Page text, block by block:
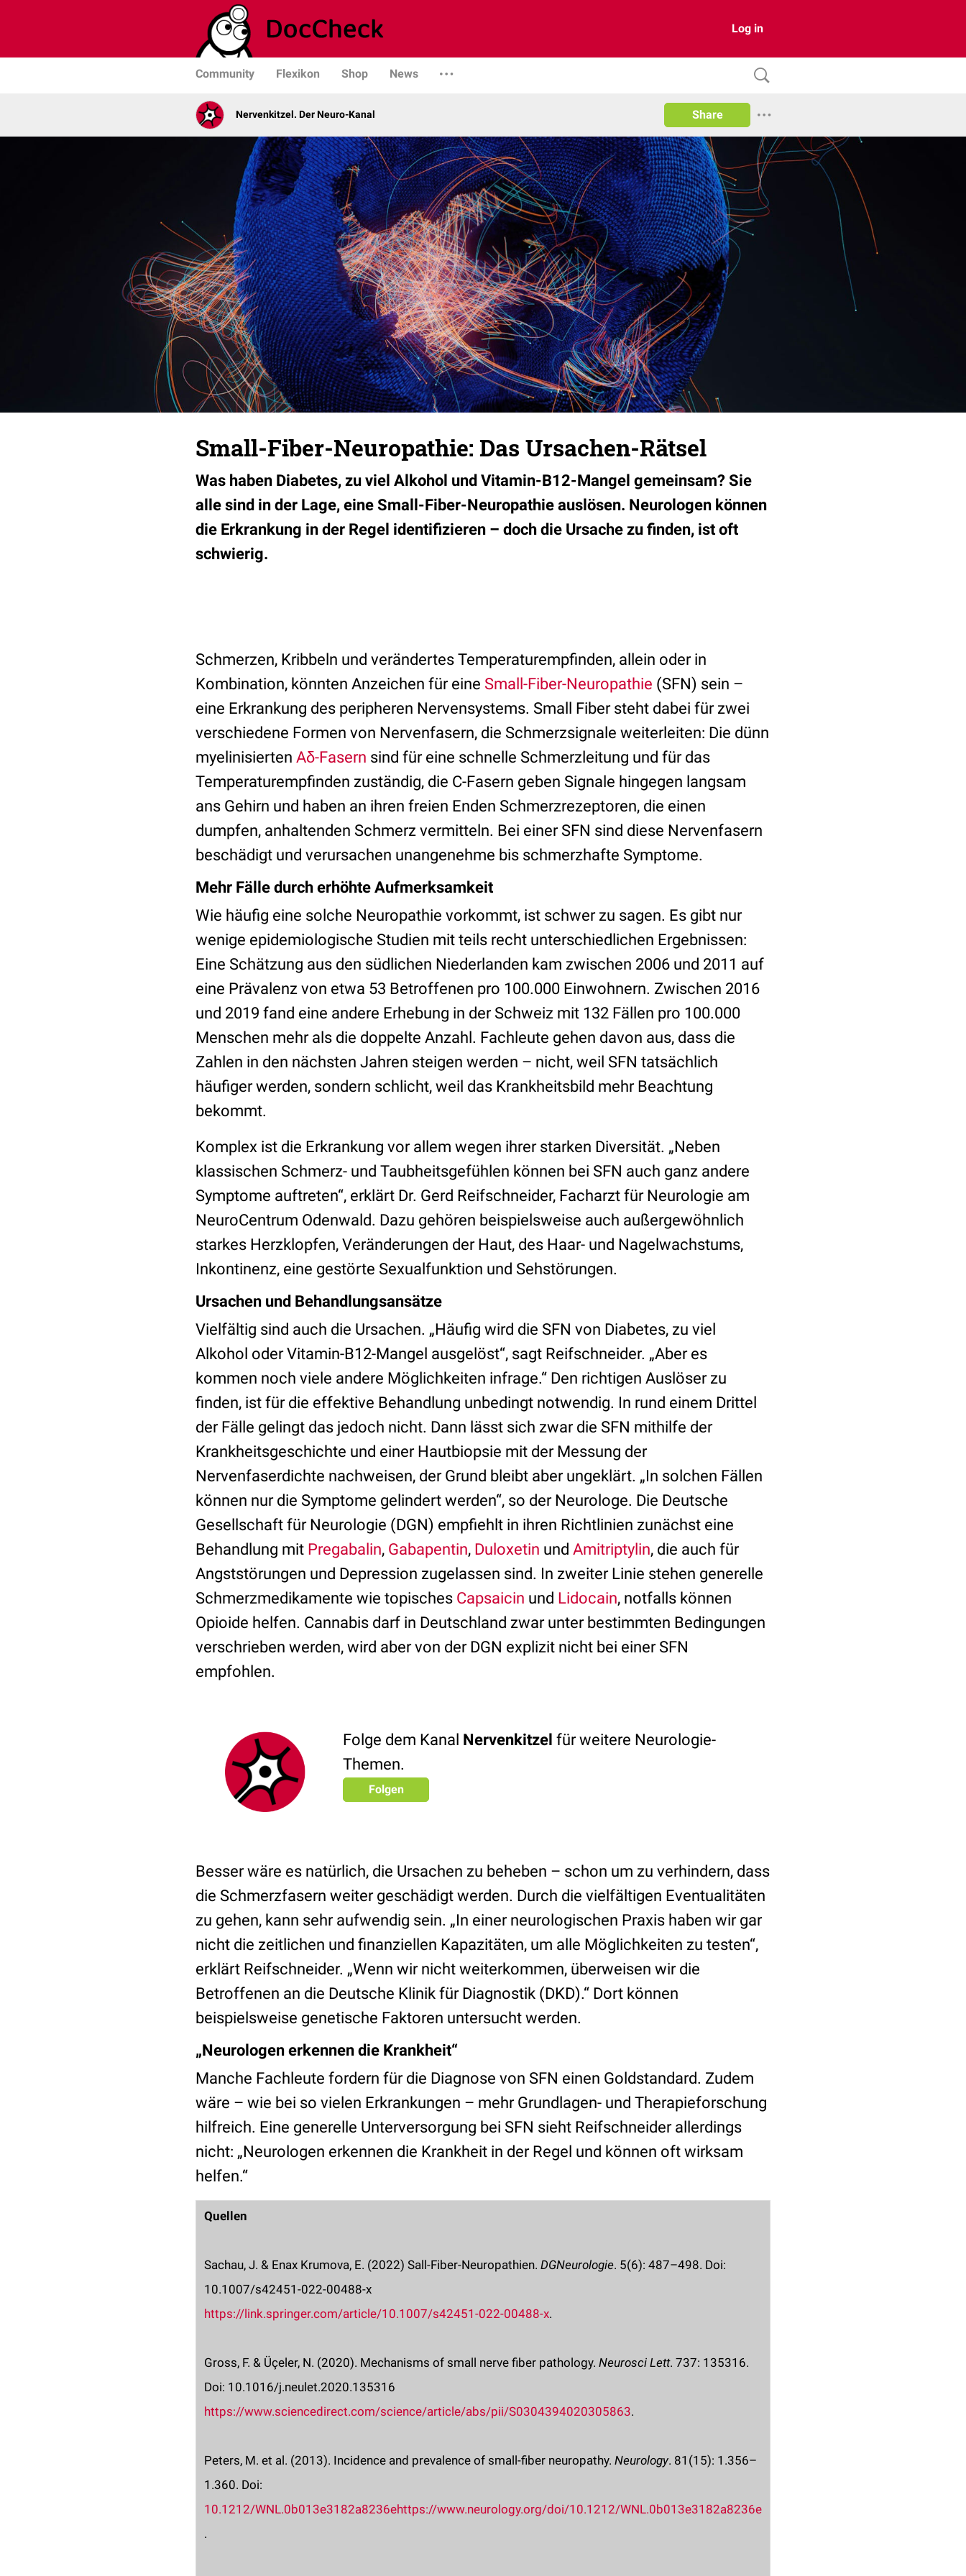
Log in
Community Flexikon Shop News
Nervenkitzel. Der Neuro-Kanal Share
Small-Fiber-Neuropathie: Das Ursachen-Rätsel
Was haben Diabetes, zu viel Alkohol und Vitamin-B12-Mangel gemeinsam? Sie
alle sind in der Lage, eine Small-Fiber-Neuropathie auslösen. Neurologen können
die Erkrankung in der Regel identifizieren – doch die Ursache zu finden, ist oft
schwierig.
Schmerzen, Kribbeln und verändertes Temperaturempfinden, allein oder in
Kombination, könnten Anzeichen für eine Small-Fiber-Neuropathie (SFN) sein –
eine Erkrankung des peripheren Nervensystems. Small Fiber steht dabei für zwei
verschiedene Formen von Nervenfasern, die Schmerzsignale weiterleiten: Die dünn
myelinisierten Aδ-Fasern sind für eine schnelle Schmerzleitung und für das
Temperaturempfinden zuständig, die C-Fasern geben Signale hingegen langsam
ans Gehirn und haben an ihren freien Enden Schmerzrezeptoren, die einen
dumpfen, anhaltenden Schmerz vermitteln. Bei einer SFN sind diese Nervenfasern
beschädigt und verursachen unangenehme bis schmerzhafte Symptome.
Mehr Fälle durch erhöhte Aufmerksamkeit
Wie häufig eine solche Neuropathie vorkommt, ist schwer zu sagen. Es gibt nur
wenige epidemiologische Studien mit teils recht unterschiedlichen Ergebnissen:
Eine Schätzung aus den südlichen Niederlanden kam zwischen 2006 und 2011 auf
eine Prävalenz von etwa 53 Betroffenen pro 100.000 Einwohnern. Zwischen 2016
und 2019 fand eine andere Erhebung in der Schweiz mit 132 Fällen pro 100.000
Menschen mehr als die doppelte Anzahl. Fachleute gehen davon aus, dass die
Zahlen in den nächsten Jahren steigen werden – nicht, weil SFN tatsächlich
häufiger werden, sondern schlicht, weil das Krankheitsbild mehr Beachtung
bekommt.
Komplex ist die Erkrankung vor allem wegen ihrer starken Diversität. „Neben
klassischen Schmerz- und Taubheitsgefühlen können bei SFN auch ganz andere
Symptome auftreten“, erklärt Dr. Gerd Reifschneider, Facharzt für Neurologie am
NeuroCentrum Odenwald. Dazu gehören beispielsweise auch außergewöhnlich
starkes Herzklopfen, Veränderungen der Haut, des Haar- und Nagelwachstums,
Inkontinenz, eine gestörte Sexualfunktion und Sehstörungen.
Ursachen und Behandlungsansätze
Vielfältig sind auch die Ursachen. „Häufig wird die SFN von Diabetes, zu viel
Alkohol oder Vitamin-B12-Mangel ausgelöst“, sagt Reifschneider. „Aber es
kommen noch viele andere Möglichkeiten infrage.“ Den richtigen Auslöser zu
finden, ist für die effektive Behandlung unbedingt notwendig. In rund einem Drittel
der Fälle gelingt das jedoch nicht. Dann lässt sich zwar die SFN mithilfe der
Krankheitsgeschichte und einer Hautbiopsie mit der Messung der
Nervenfaserdichte nachweisen, der Grund bleibt aber ungeklärt. „In solchen Fällen
können nur die Symptome gelindert werden“, so der Neurologe. Die Deutsche
Gesellschaft für Neurologie (DGN) empfiehlt in ihren Richtlinien zunächst eine
Behandlung mit Pregabalin, Gabapentin, Duloxetin und Amitriptylin, die auch für
Angststörungen und Depression zugelassen sind. In zweiter Linie stehen generelle
Schmerzmedikamente wie topisches Capsaicin und Lidocain, notfalls können
Opioide helfen. Cannabis darf in Deutschland zwar unter bestimmten Bedingungen
verschrieben werden, wird aber von der DGN explizit nicht bei einer SFN
empfohlen.
Folge dem Kanal Nervenkitzel für weitere Neurologie-
Themen.
Folgen
Besser wäre es natürlich, die Ursachen zu beheben – schon um zu verhindern, dass
die Schmerzfasern weiter geschädigt werden. Durch die vielfältigen Eventualitäten
zu gehen, kann sehr aufwendig sein. „In einer neurologischen Praxis haben wir gar
nicht die zeitlichen und finanziellen Kapazitäten, um alle Möglichkeiten zu testen“,
erklärt Reifschneider. „Wenn wir nicht weiterkommen, überweisen wir die
Betroffenen an die Deutsche Klinik für Diagnostik (DKD).“ Dort können
beispielsweise genetische Faktoren untersucht werden.
„Neurologen erkennen die Krankheit“
Manche Fachleute fordern für die Diagnose von SFN einen Goldstandard. Zudem
wäre – wie bei so vielen Erkrankungen – mehr Grundlagen- und Therapieforschung
hilfreich. Eine generelle Unterversorgung bei SFN sieht Reifschneider allerdings
nicht: „Neurologen erkennen die Krankheit in der Regel und können oft wirksam
helfen.“
Quellen
Sachau, J. & Enax Krumova, E. (2022) Sall-Fiber-Neuropathien. DGNeurologie. 5(6): 487–498. Doi:
10.1007/s42451-022-00488-x
https://link.springer.com/article/10.1007/s42451-022-00488-x.
Gross, F. & Üçeler, N. (2020). Mechanisms of small nerve fiber pathology. Neurosci Lett. 737: 135316.
Doi: 10.1016/j.neulet.2020.135316
https://www.sciencedirect.com/science/article/abs/pii/S0304394020305863.
Peters, M. et al. (2013). Incidence and prevalence of small-fiber neuropathy. Neurology. 81(15): 1.356–
1.360. Doi:
10.1212/WNL.0b013e3182a8236ehttps://www.neurology.org/doi/10.1212/WNL.0b013e3182a8236e
.